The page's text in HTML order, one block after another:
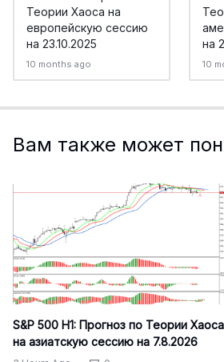
Теории Хаоса на
европейскую сессию
на 23.10.2025
10 months ago
на
10
Вам также может
S&P 500 H1: Прогноз по Теории Хаоса
на азиатскую сессию на 7.8.2026